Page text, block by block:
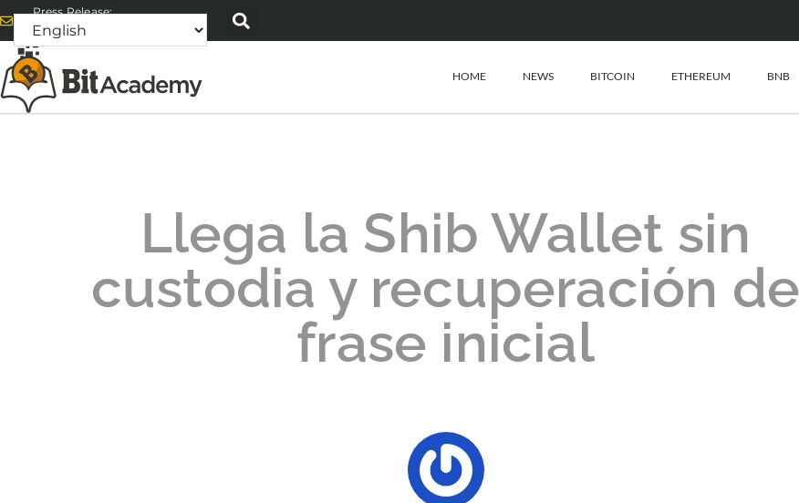
Press Release:
alex@bitacademyweb.com
HOME NEWS BITCOIN ETHEREUM BNB
Llega la Shib Wallet sin
custodia y recuperación de
frase inicial